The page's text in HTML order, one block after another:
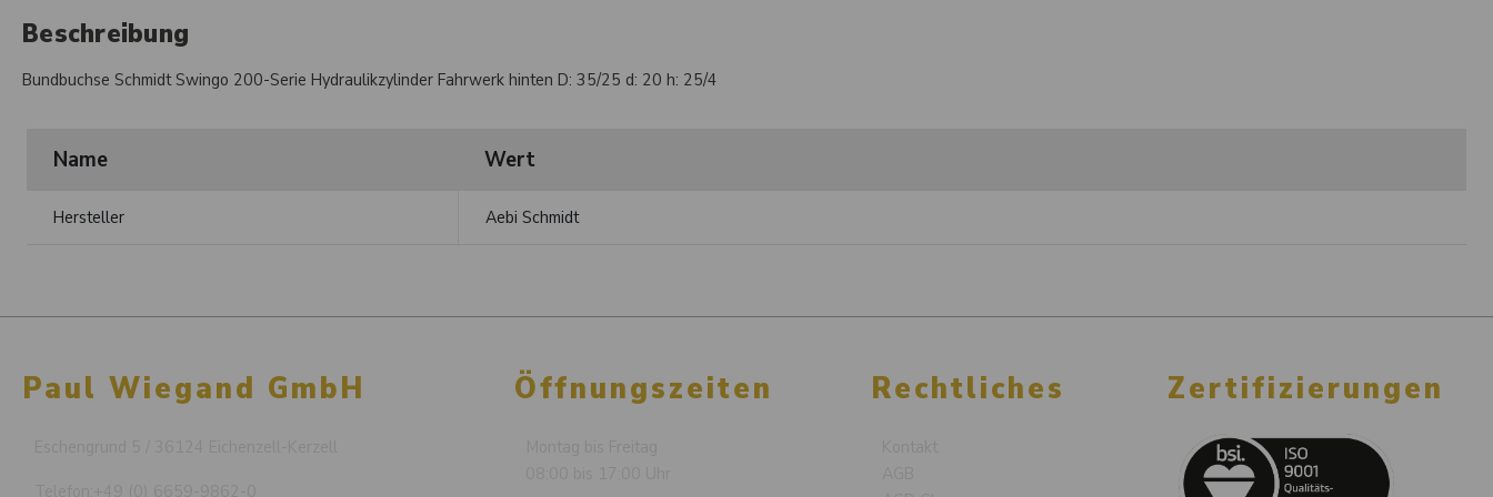
Beschreibung
Bundbuchse Schmidt Swingo 200-Serie Hydraulikzylinder Fahrwerk hinten D: 35/25 d: 20 h: 25/4
Name Wert
Hersteller Aebi Schmidt
Paul Wiegand GmbH Öffnungszeiten Rechtliches Zertifizierungen